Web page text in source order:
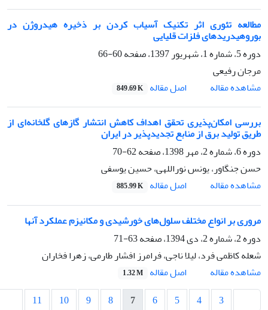
مطالعه تئوری اثر تکنیک آسیاب کردن بر ذخیره هیدروژن در
بوروهیدریدهای فلزات قلیایی
دوره 5، شماره 1، شهریور 1397، صفحه
60-66
مرجان رفیعی
مشاهده مقاله
اصل مقاله 849.69 K
بررسی امکان‌پذیری تحقق اهداف کاهش انتشار گازهای گلخانه‌ای از
طریق تولید برق از منابع تجدیدپذیر در ایران
دوره 6، شماره 2، مهر 1398، صفحه
62-70
حسن جنگاور، یونس نوراللهی، حسین یوسفی
مشاهده مقاله
اصل مقاله 885.99 K
مروری بر انواع مختلف سلول‌های خورشیدی و مکانیزم عملکرد آنها
دوره 2، شماره 2، دی 1394، صفحه
63-71
شعله کاظمی فرد، لیلا ناجی، فرامرز افشار طارمی، زهرا فخاران
مشاهده مقاله
اصل مقاله 1.32 M
3
4
5
6
7
8
9
10
11